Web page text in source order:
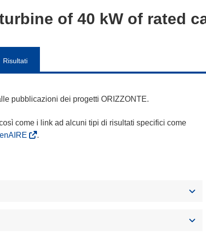
of 40 kW of rated
Risultati
pubblicazioni dei progetti ORIZZONTE.
come i link ad alcuni tipi di risultati specifici come
.